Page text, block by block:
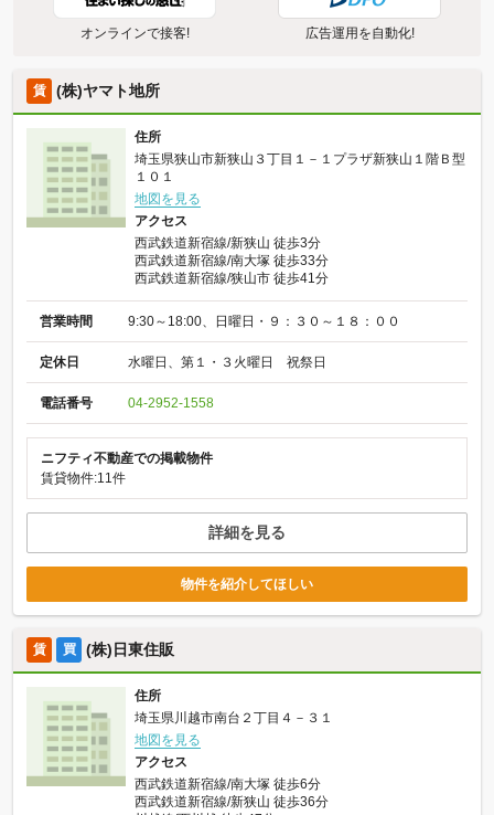
オンラインで接客! 広告運用を自動化!
賃 (株)ヤマト地所
住所
埼玉県狭山市新狭山３丁目１－１プラザ新狭山１階Ｂ型
１０１
地図を見る
アクセス
西武鉄道新宿線/新狭山 徒歩3分
西武鉄道新宿線/南大塚 徒歩33分
西武鉄道新宿線/狭山市 徒歩41分
営業時間 9:30～18:00、日曜日・９：３０～１８：００
定休日 水曜日、第１・３火曜日 祝祭日
電話番号 04-2952-1558
ニフティ不動産での掲載物件
賃貸物件:11件
詳細を見る
物件を紹介してほしい
賃 買 (株)日東住販
住所
埼玉県川越市南台２丁目４－３１
地図を見る
アクセス
西武鉄道新宿線/南大塚 徒歩6分
西武鉄道新宿線/新狭山 徒歩36分